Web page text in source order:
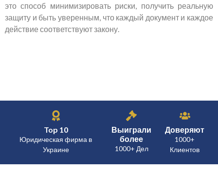
это способ минимизировать риски, получить реальную
защиту и быть уверенным, что каждый документ и каждое
действие соответствуют закону.
Top 10
Юридическая фирма в
Украине
Выиграли
более
1000+ Дел
Доверяют
1000+
Клиентов